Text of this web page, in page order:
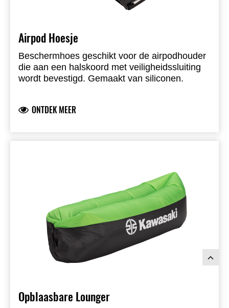
Airpod Hoesje
Beschermhoes geschikt voor de airpodhouder
die aan een halskoord met veiligheidssluiting
wordt bevestigd. Gemaakt van siliconen.
ONTDEK MEER
Opblaasbare Lounger